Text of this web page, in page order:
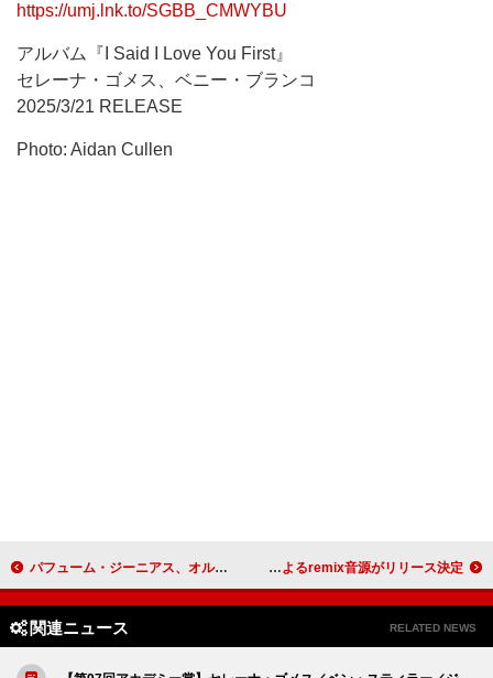
https://umj.lnk.to/SGBB_CMWYBU
アルバム『I Said I Love You First』
セレーナ・ゴメス、ベニー・ブランコ
2025/3/21 RELEASE
Photo: Aidan Cullen
パフューム・ジーニアス、オルダス・ハーディングを迎えた新曲「No Front Teeth」MV公開 宇多田ヒカル「Electricity」、バルセロナが拠点のArcaによるremix音源がリリース決定
関連ニュース RELATED NEWS